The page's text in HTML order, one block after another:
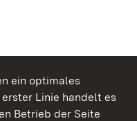
ein optimales
Linie handelt es
Betrieb der Seite